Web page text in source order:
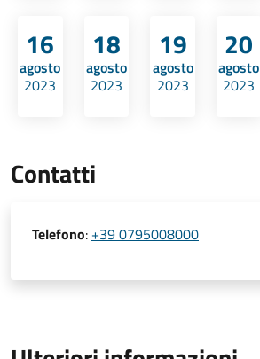
16
agosto
2023
18
agosto
2023
19
agosto
2023
20
agosto
2023
Contatti
Telefono: +39 0795008000